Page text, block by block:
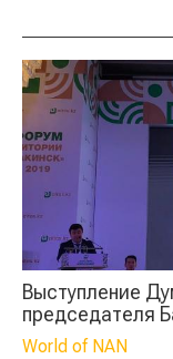
Выступление
председателя
World of NAN